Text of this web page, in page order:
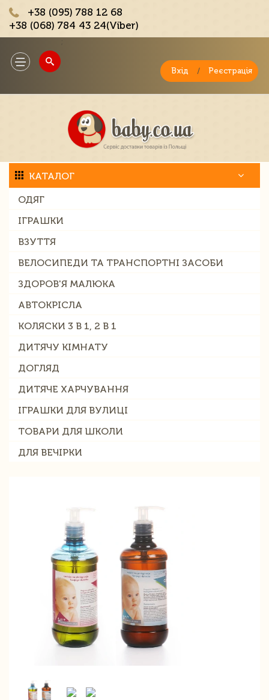
+38 (095) 788 12 68
+38 (068) 784 43 24(Viber)
Toggle
navigation
Вхід / Реєстрація
КАТАЛОГ
ОДЯГ
ІГРАШКИ
ВЗУТТЯ
ВЕЛОСИПЕДИ ТА ТРАНСПОРТНІ ЗАСОБИ
ЗДОРОВ'Я МАЛЮКА
АВТОКРІСЛА
КОЛЯСКИ 3 В 1, 2 В 1
ДИТЯЧУ КІМНАТУ
ДОГЛЯД
ДИТЯЧЕ ХАРЧУВАННЯ
ІГРАШКИ ДЛЯ ВУЛИЦІ
ТОВАРИ ДЛЯ ШКОЛИ
ДЛЯ ВЕЧІРКИ